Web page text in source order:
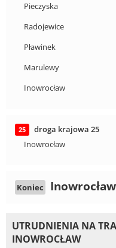
Pieczyska
Radojewice
Pławinek
Marulewy
Inowrocław
25
droga krajowa 25
Inowrocław
Koniec Inowrocław
UTRUDNIENIA NA
INOWROCŁAW